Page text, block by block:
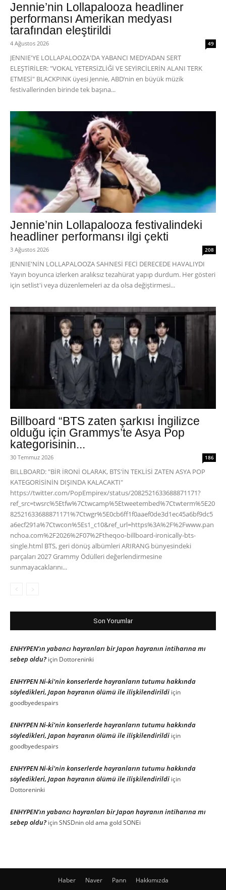
Jennie’nin Lollapalooza headliner
performansı Amerikan medyası
tarafından eleştirildi
4 Ağustos 2026 49
JENNIE'YE LOLLAPALOOZA'DA YABANCI MEDYADAN SERT
ELEŞTİRİLER: "VOKAL YETERSİZLİĞİ VE SEYİRCİLERİN ALANI TERK
ETMESİ" BLACKPINK üyesi Jennie, ABD’nin en büyük müzik
festivallerinden birinde tek başına...
Jennie’nin Lollapalooza festivalindeki
headliner performansı ilgi çekti
3 Ağustos 2026 208
JENNIE'NİN LOLLAPALOOZA SAHNESİ FECİ DERECEDE HAVALIYDI
Yayın boyunca izlerken aralıksız tezahürat yapıp durdum. Her gösteri
için setlist'i veya düzenlemeleri az da olsa değiştirmesi...
Billboard “BTS zaten şarkısı İngilizce
olduğu için Grammys’te Asya Pop
kategorisinin...
30 Temmuz 2026 186
BILLBOARD: "BİR İRONİ OLARAK, BTS'İN TEKLİSİ ZATEN ASYA POP
KATEGORİSİNİN DIŞINDA KALACAKTI"
https://twitter.com/PopEmpirex/status/2082521633688871171?
ref_src=twsrc%5Etfw%7Ctwcamp%5Etweetembed%7Ctwterm%5E20
82521633688871171%7Ctwgr%5E0cb6ff1f0aaef0de3d1ec45a6bf9dc5
a6ecf291a%7Ctwcon%5Es1_c10&ref_url=https%3A%2F%2Fwww.pan
nchoa.com%2F2026%2F07%2Ftheqoo-billboard-ironically-bts-
single.html BTS, geri dönüş albümleri ARIRANG bünyesindeki
parçaları 2027 Grammy Ödülleri değerlendirmesine
sunmayacaklarını...
Son Yorumlar
ENHYPEN’ın yabancı hayranları bir Japon hayranın intiharına mı
sebep oldu? için Dottoreninki
ENHYPEN Ni-ki’nin konserlerde hayranların tutumu hakkında
söyledikleri, Japon hayranın ölümü ile ilişkilendirildi için
goodbyedespairs
ENHYPEN Ni-ki’nin konserlerde hayranların tutumu hakkında
söyledikleri, Japon hayranın ölümü ile ilişkilendirildi için
goodbyedespairs
ENHYPEN Ni-ki’nin konserlerde hayranların tutumu hakkında
söyledikleri, Japon hayranın ölümü ile ilişkilendirildi için
Dottoreninki
ENHYPEN’ın yabancı hayranları bir Japon hayranın intiharına mı
sebep oldu? içinSNSDnin old ama gold SONEi
Haber Naver Pann Hakkımızda